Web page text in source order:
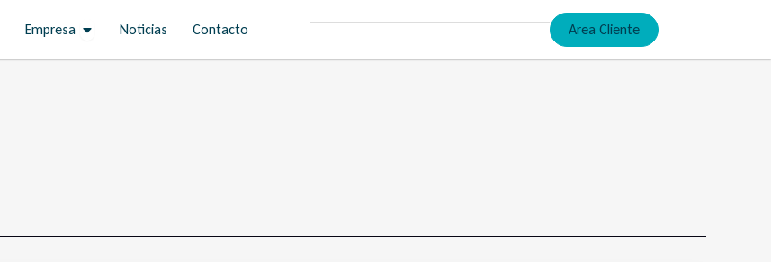
Empresa Open Empresa
Noticias Contacto Area Cliente